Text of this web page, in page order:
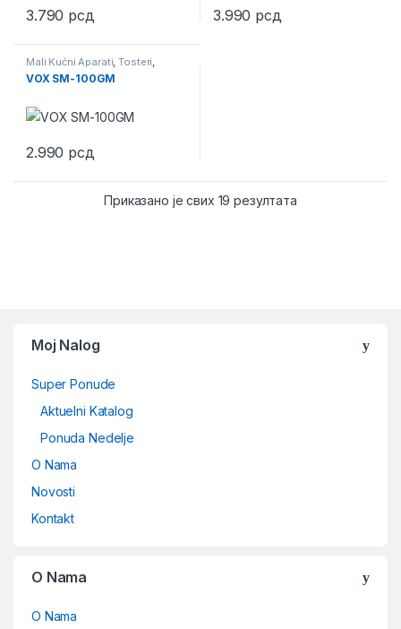
3.790 рсд 3.990 рсд
Mali Kućni Aparati,Tosteri,
Tosteri Za Sendviče
VOX SM-100GM
2.990 рсд
Приказано је свих 19 резултата
Moj Nalog
Super Ponude
Aktuelni Katalog
Ponuda Nedelje
O Nama
Novosti
Kontakt
O Nama
O Nama